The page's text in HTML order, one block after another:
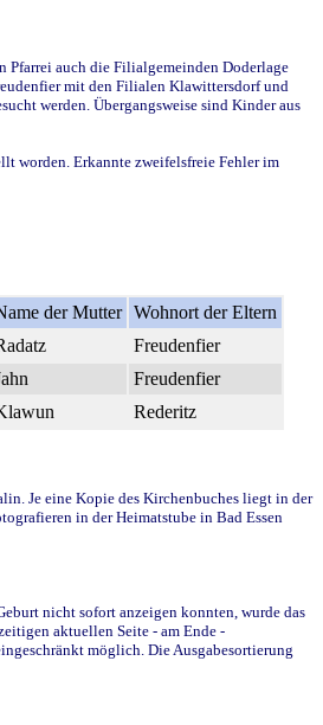
Pfarrei auch die Filialgemeinden Doderlage
mit den Filialen Klawittersdorf und
werden. Übergangsweise sind Kinder aus
worden. Erkannte zweifelsfreie Fehler im
der Mutter Wohnort der Eltern
Freudenfier
Freudenfier
Rederitz
Je eine Kopie des Kirchenbuches liegt in der
in der Heimatstube in Bad Essen
nicht sofort anzeigen konnten, wurde das
aktuellen Seite - am Ende -
möglich. Die Ausgabesortierung